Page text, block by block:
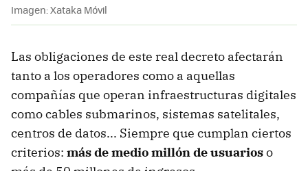
Imagen: Xataka Móvil
Las obligaciones de este real decreto afectarán
tanto a los operadores como a aquellas
compañías que operan infraestructuras digitales
como cables submarinos, sistemas satelitales,
centros de datos... Siempre que cumplan ciertos
criterios: más de medio millón de usuarioso